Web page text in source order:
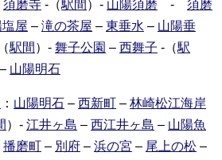
須磨寺 -（駅間 ）- 山陽須磨 - 須磨
屋 – 滝の茶屋 – 東垂水 – 山陽垂
駅間 ）- 舞子公園 – 西舞子 -（駅
– 山陽明石
： 山陽明石 – 西新町 – 林崎松江海岸
）- 江井ヶ島 – 西江井ヶ島 – 山陽魚
播磨町 – 別府 – 浜の宮 – 尾上の松 –